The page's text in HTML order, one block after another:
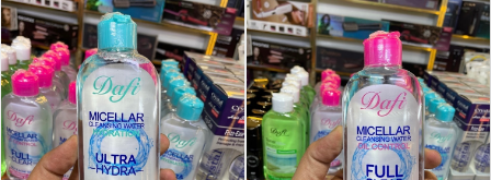
فقط کالاهای موجود
فیلتر براساس قیمت :
قیمت:0 - 1,524,000 تومان